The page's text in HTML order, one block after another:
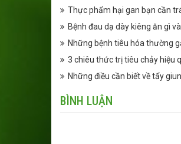
Thực phẩm hại gan bạn cần
Bệnh đau dạ dày kiêng ăn gì
Những bệnh tiêu hóa thường
3 chiêu thức trị tiêu chảy hiệu
Những điều cần biết về tẩy giun
BÌNH LUẬN